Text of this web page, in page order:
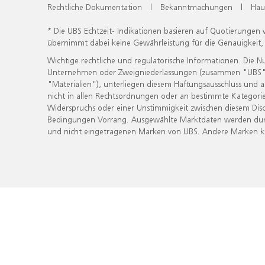
Rechtliche Dokumentation | Bekanntmachungen |
* Die UBS Echtzeit- Indikationen basieren auf
übernimmt dabei keine Gewährleistung für die
Wichtige rechtliche und regulatorische Informationen. Die
Unternehmen oder Zweigniederlassungen (zusammen
"Materialien"), unterliegen diesem Haftungsausschluss
nicht in allen Rechtsordnungen oder an bestimmte
Widerspruchs oder einer Unstimmigkeit zwischen diesem
Bedingungen Vorrang. Ausgewählte Marktdaten werden
und nicht eingetragenen Marken von UBS. Andere Marken